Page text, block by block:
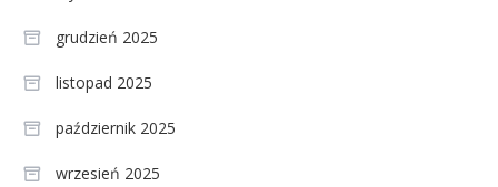
grudzień 2025
listopad 2025
październik 2025
wrzesień 2025